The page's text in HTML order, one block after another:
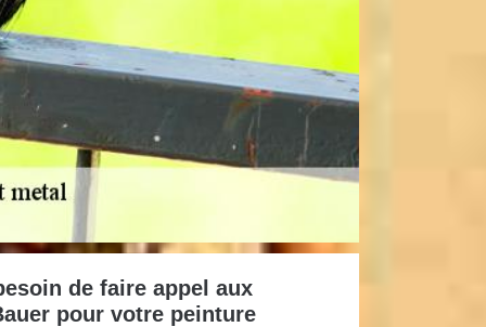
de faire appel aux
pour votre peinture